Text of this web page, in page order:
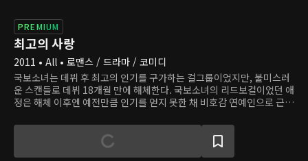
PREMIUM
최고의 사랑
2011 • All • 로맨스 / 드라마 / 코미디
국보소녀는 데뷔 후 최고의 인기를 구가하는 걸그룹이었지만, 불미스러
운 스캔들로 데뷔 18개월 만에 해체한다. 국보소녀의 리드보컬이었던 애
정은 해체 이후엔 예전만큼 인기를 얻지 못한 채 비호감 연예인으로 근근
모도 성격도 완벽한 훈남 한의사 윤필주와 커플이 될 조짐이 보인다. 하
지만 애정의 마음은 대한민국 여심을 사로잡은 톱스타, 독고진에게 향하
고, 독고진 또한 애정만 보면 상태가 좋지 않은 심장이 거세게 뛰는 걸 느